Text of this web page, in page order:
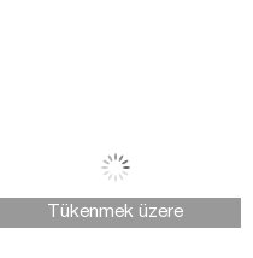
Tükenmek üzere